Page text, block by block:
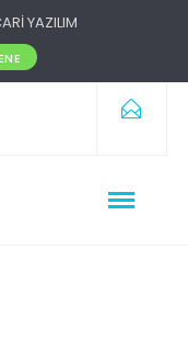
YAZILIM